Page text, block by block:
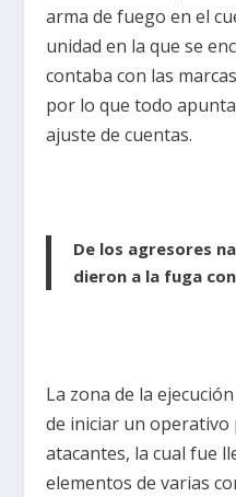
arma de fuego en el
unidad en la que se
contaba con las
por lo que todo
ajuste de cuentas.
De los agresores
dieron a la fuga
La zona de la
de iniciar un
atacantes, la cual fue
elementos de varias